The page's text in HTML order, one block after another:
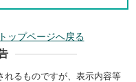
トップページへ戻る
れるものですが、表示内容等